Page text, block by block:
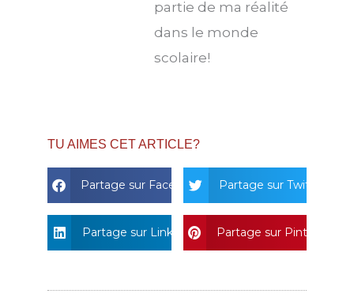
partie de ma réalité
dans le monde
scolaire!
TU AIMES CET ARTICLE?
Partage sur Facebook Partage sur Twitter
Partage sur Linkedin Partage sur Pinterest